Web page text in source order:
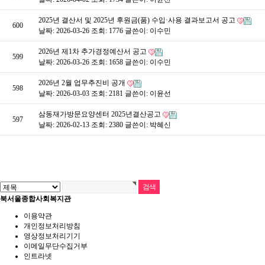
600
2025년 결산서 및 2025년 후원금(품) 수입·사용 결과보고서 공고
날짜: 2026-03-26 조회: 1776 글쓴이: 이수민
599
2026년 제1차 추가경정예산서 공고
날짜: 2026-03-26 조회: 1658 글쓴이: 이수민
598
2026년 2월 업무추진비 공개
날짜: 2026-03-03 조회: 2181 글쓴이: 이윤선
597
삼동재가방문요양센터 2025년결산공고
날짜: 2026-02-13 조회: 2380 글쓴이: 박혜신
북서울종합사회복지관
이용약관
개인정보처리방침
영상정보처리기기
이메일무단수집거부
인트라넷